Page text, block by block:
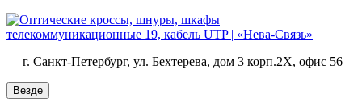
г. Санкт-Петербург, ул. Бехтерева, дом 3 корп.2X, офис 56
Везде